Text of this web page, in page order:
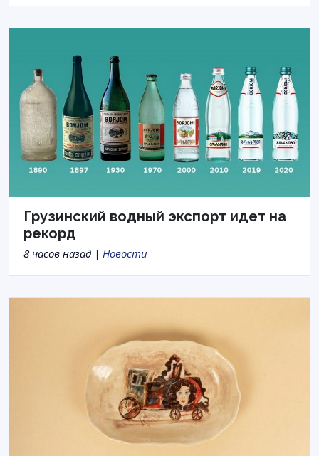
Грузинский водный экспорт идет на
рекорд
8 часов назад | Новости